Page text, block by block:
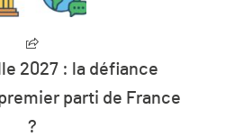
2027 : la défiance
parti de France
?